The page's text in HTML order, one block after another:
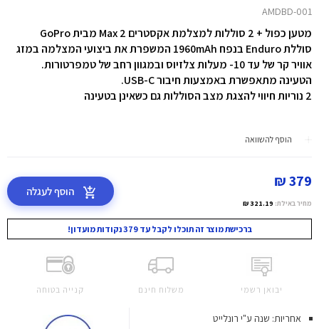
AMDBD-001
מטען כפול + 2 סוללות למצלמת אקסטרים Max 2 מבית GoPro
סוללת Enduro בנפח 1960mAh המשפרת את ביצועי המצלמה במזג
אוויר קר של עד 10- מעלות צלזיוס ובמגוון רחב של טמפרטורות.
הטעינה מתאפשרת באמצעות חיבור USB-C.
2 נוריות חיווי להצגת מצב הסוללות גם כשאינן בטעינה
הוסף להשוואה
379 ₪
מחיר באילת: 321.19 ₪
הוסף לעגלה
ברכישת מוצר זה תוכלו לקבל עד 379 נקודות מועדון!
יבואן רשמי משלוח חינם קנייה בטוחה
אחריות: שנה ע"י רונלייט